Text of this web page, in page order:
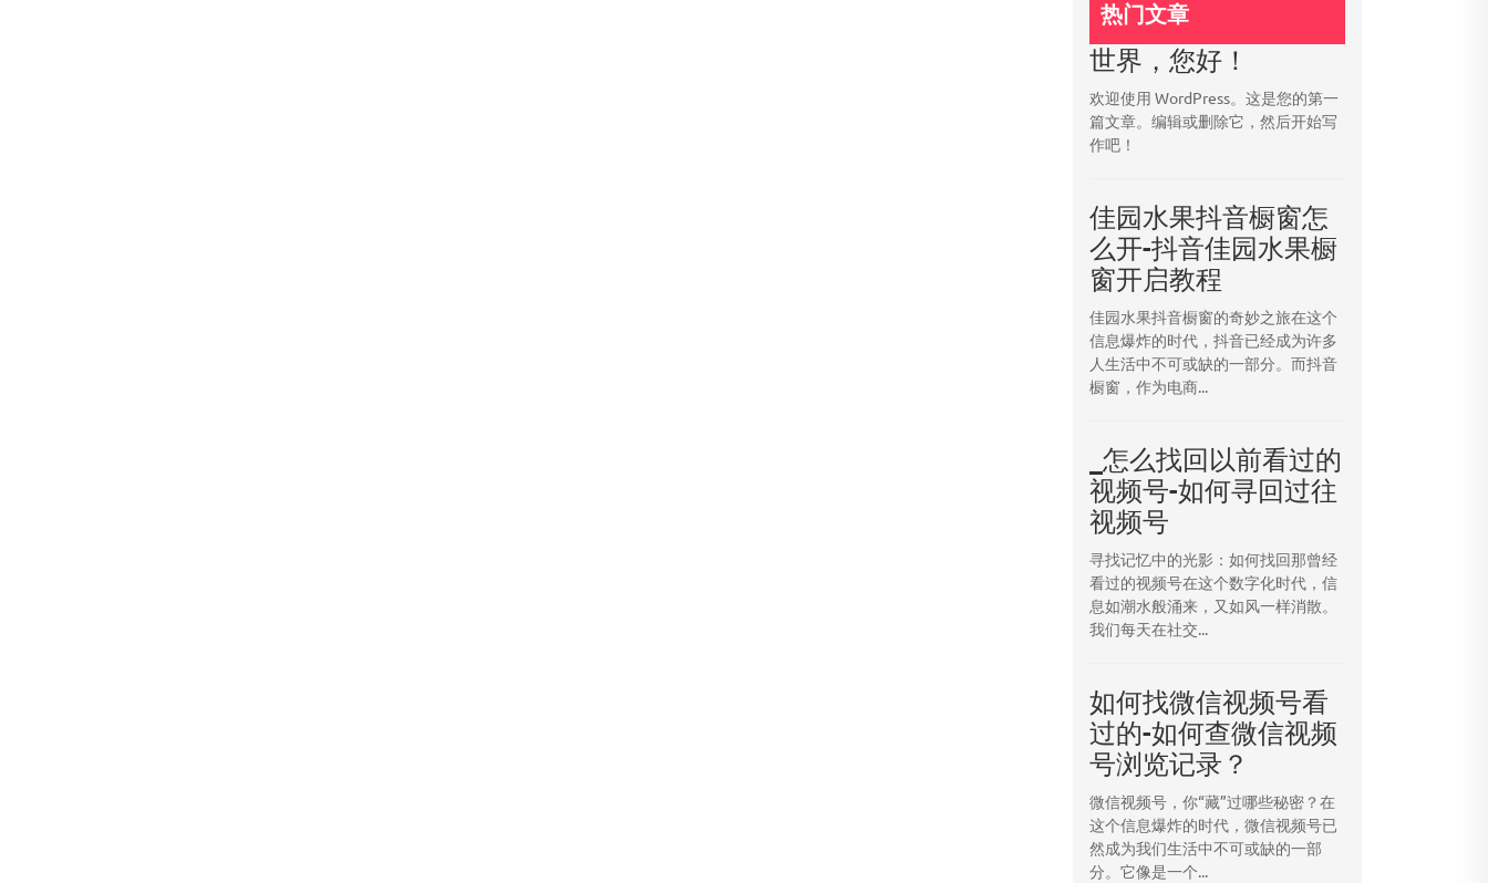
热门文章
世界，您好！
欢迎使用 WordPress。这是您的第一
篇文章。编辑或删除它，然后开始写
作吧！
佳园水果抖音橱窗怎
么开-抖音佳园水果橱
窗开启教程
佳园水果抖音橱窗的奇妙之旅在这个
信息爆炸的时代，抖音已经成为许多
人生活中不可或缺的一部分。而抖音
橱窗，作为电商...
_怎么找回以前看过的
视频号-如何寻回过往
视频号
寻找记忆中的光影：如何找回那曾经
看过的视频号在这个数字化时代，信
息如潮水般涌来，又如风一样消散。
我们每天在社交...
如何找微信视频号看
过的-如何查微信视频
号浏览记录？
微信视频号，你“藏”过哪些秘密？在
这个信息爆炸的时代，微信视频号已
然成为我们生活中不可或缺的一部
分。它像是一个...